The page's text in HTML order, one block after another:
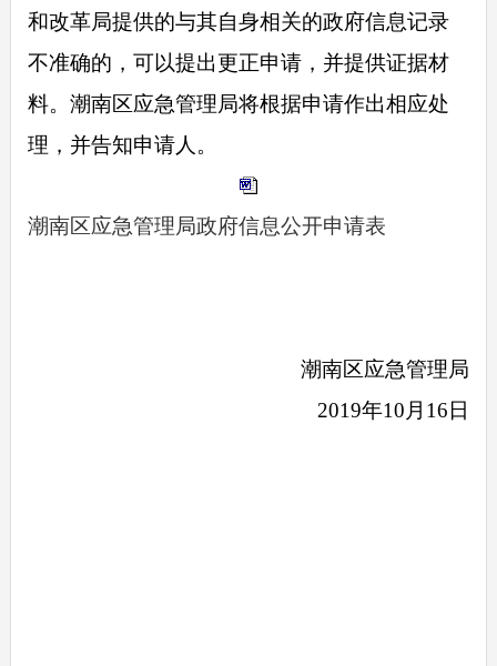
和改革局提供的与其自身相关的政府信息记录
不准确的，可以提出更正申请，并提供证据材
料。潮南区应急管理局将根据申请作出相应处
理，并告知申请人。
潮南区应急管理局政府信息公开申请表
潮南区应急管理局
2019年10月16日